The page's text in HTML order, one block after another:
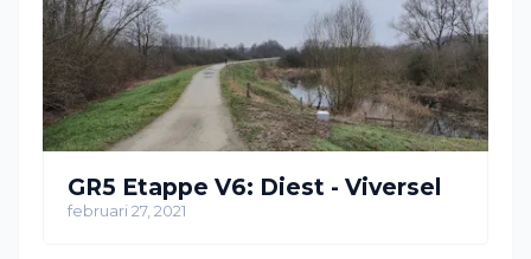
GR5 Etappe V6: Diest - Viversel
februari 27, 2021